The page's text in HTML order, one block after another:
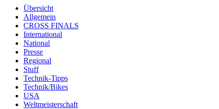
Übersicht
Allgemein
CROSS FINALS
International
National
Presse
Regional
Stuff
Technik-Tipps
Technik/Bikes
USA
Weltmeisterschaft